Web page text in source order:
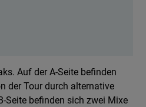
Auf der A-Seite befinden
der Tour durch alternative
Seite befinden sich zwei Mixe